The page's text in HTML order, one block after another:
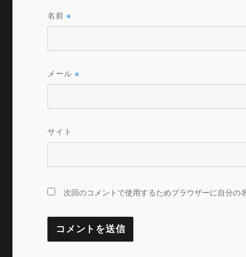
名前※
メール※
サイト
次回のコメントで使用するためブラウザーに自分の